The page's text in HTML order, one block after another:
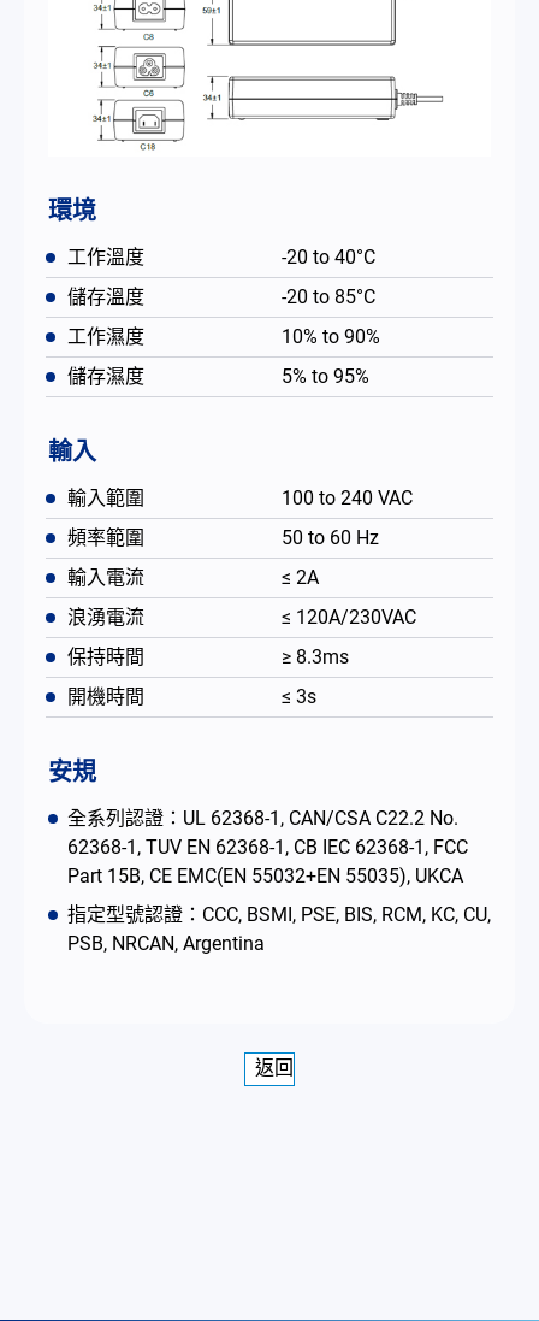
環境
工作溫度
-20 to 40°C
儲存溫度
-20 to 85°C
工作濕度
10% to 90%
儲存濕度
5% to 95%
輸入
輸入範圍
100 to 240 VAC
頻率範圍
50 to 60 Hz
輸入電流
≤ 2A
浪湧電流
≤ 120A/230VAC
保持時間
≥ 8.3ms
開機時間
≤ 3s
安規
全系列認證：UL 62368-1, CAN/CSA C22.2 No.
62368-1, TUV EN 62368-1, CB IEC 62368-1, FCC
Part 15B, CE EMC(EN 55032+EN 55035), UKCA
指定型號認證：CCC, BSMI, PSE, BIS, RCM, KC, CU,
PSB, NRCAN, Argentina
返回